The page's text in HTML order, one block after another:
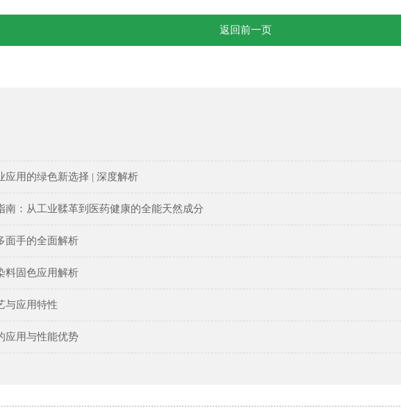
返回前一页
应用的绿色新选择 | 深度解析
南：从工业鞣革到医药健康的全能天然成分
面手的全面解析
料固色应用解析
与应用特性
应用与性能优势